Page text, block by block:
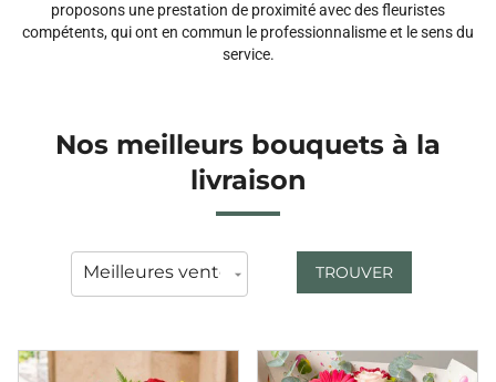
proposons une prestation de proximité avec des fleuristes
compétents, qui ont en commun le professionnalisme et le sens du
service.
Nos meilleurs bouquets à la
livraison
TROUVER